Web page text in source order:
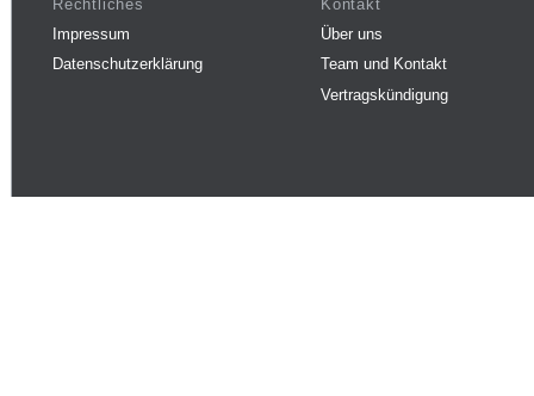
Rechtliches
Impressum
Datenschutzerklärung
Kontakt
Über uns
Team und Kontakt
Vertragskündigung